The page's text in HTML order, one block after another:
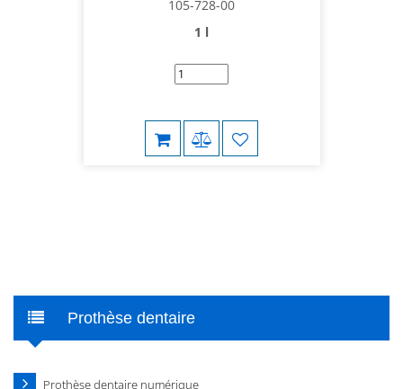
105-728-00
1 l
Prothèse dentaire
Prothèse dentaire numérique